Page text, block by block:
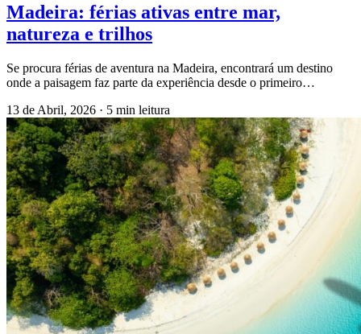
Madeira: férias ativas entre mar,
natureza e trilhos
Se procura férias de aventura na Madeira, encontrará um destino
onde a paisagem faz parte da experiência desde o primeiro…
13 de Abril, 2026 · 5 min leitura